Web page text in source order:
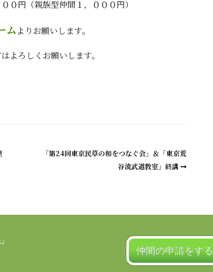
０円（親族型仲間１，０００円）
ム よりお願いします。
よろしくお願いします。
「第24回東京民草の和をつなぐ会」＆「東京荒
谷流武道教室」終講
仲間の申請をする